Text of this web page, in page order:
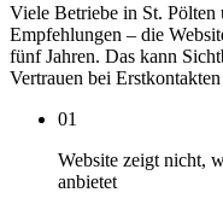
Viele Betriebe in St.
Empfehlungen – die
fünf Jahren. Das kann
Vertrauen bei
01
Website zeigt nicht,
anbietet